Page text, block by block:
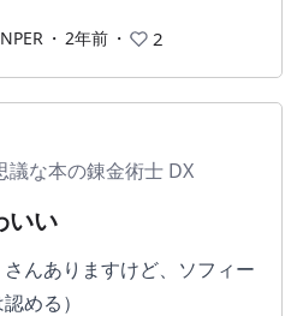
ズル要素が楽しめるのであ
た最強のアイテムと最強の
だろう。
・ 2年前 ・ 2
議な本の錬金術士 DX
いい
んありますけど、ソフィー
める）